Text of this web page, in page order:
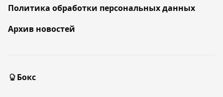
Политика обработки персональных данных
Архив новостей
Бокс